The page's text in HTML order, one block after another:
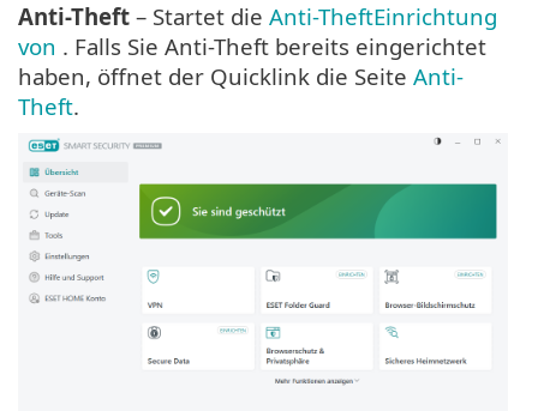
Anti-Theft – Startet die Anti-TheftEinrichtung
von . Falls Sie Anti-Theft bereits eingerichtet
haben, öffnet der Quicklink die Seite Anti-
Theft.